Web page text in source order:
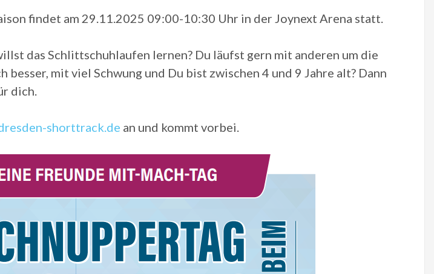
findet am 29.11.2025 09:00-10:30 Uhr in der Joynext Arena statt.
das Schlittschuhlaufen lernen? Du läufst gern mit anderen um die
mit viel Schwung und Du bist zwischen 4 und 9 Jahre alt? Dann
dich.
shorttrack.de an und kommt vorbei.